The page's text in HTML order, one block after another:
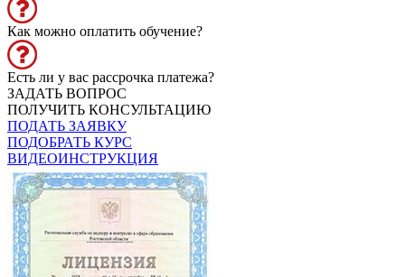
Как можно оплатить обучение?
Есть ли у вас рассрочка платежа?
ЗАДАТЬ ВОПРОС
ПОЛУЧИТЬ КОНСУЛЬТАЦИЮ
ПОДАТЬ ЗАЯВКУ
ПОДОБРАТЬ КУРС
ВИДЕОИНСТРУКЦИЯ